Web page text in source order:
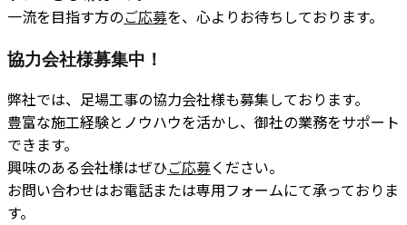
一流を目指す方のご応募を、心よりお待ちしております。
協力会社様募集中！
弊社では、足場工事の協力会社様も募集しております。
豊富な施工経験とノウハウを活かし、御社の業務をサポート
できます。
興味のある会社様はぜひご応募ください。
お問い合わせはお電話または専用フォームにて承っておりま
す。